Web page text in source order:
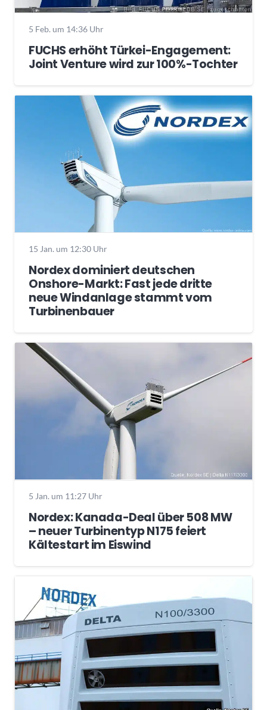
5 Feb. um 14:36 Uhr
FUCHS erhöht Türkei-Engagement:
Joint Venture wird zur 100%-Tochter
15 Jan. um 12:30 Uhr
Nordex dominiert deutschen
Onshore-Markt: Fast jede dritte
neue Windanlage stammt vom
Turbinenbauer
5 Jan. um 11:27 Uhr
Nordex: Kanada-Deal über 508 MW
– neuer Turbinentyp N175 feiert
Kältestart im Eiswind